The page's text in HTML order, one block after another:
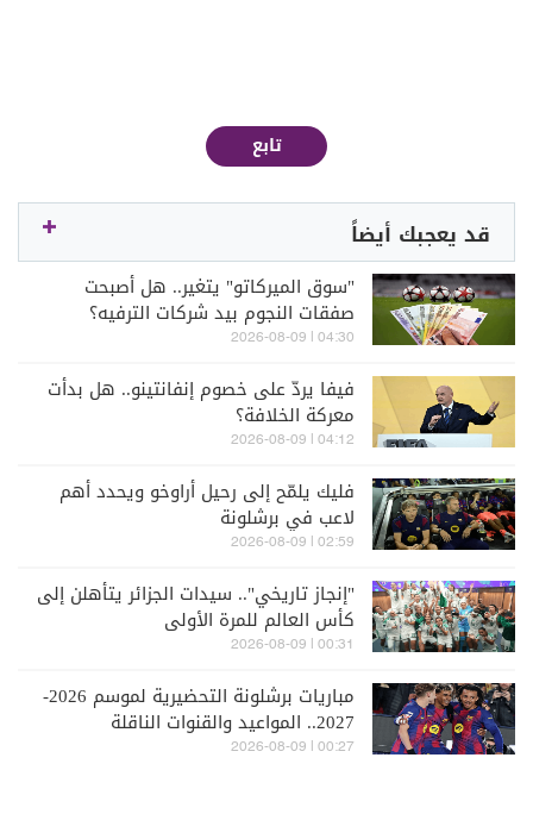
تابع
قد يعجبك أيضاً
"سوق الميركاتو" يتغير.. هل أصبحت
صفقات النجوم بيد شركات الترفيه؟
04:30 | 2026-08-09
فيفا يردّ على خصوم إنفانتينو.. هل بدأت
معركة الخلافة؟
04:12 | 2026-08-09
فليك يلمّح إلى رحيل أراوخو ويحدد أهم
لاعب في برشلونة
02:59 | 2026-08-09
"إنجاز تاريخي".. سيدات الجزائر يتأهلن إلى
كأس العالم للمرة الأولى
00:31 | 2026-08-09
مباريات برشلونة التحضيرية لموسم 2026-
2027.. المواعيد والقنوات الناقلة
00:27 | 2026-08-09